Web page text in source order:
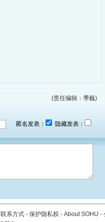
(责任编辑：季巍)
匿名发表： 隐藏发表：
联系方式 - 保护隐私权 - About SOHU -